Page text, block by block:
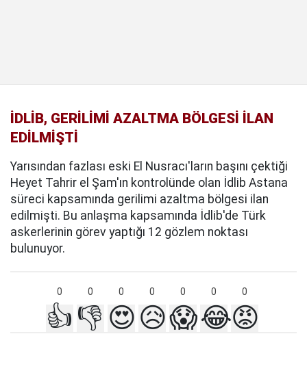
İDLİB, GERİLİMİ AZALTMA BÖLGESİ İLAN
EDİLMİŞTİ
Yarısından fazlası eski El Nusracı'ların başını çektiği
Heyet Tahrir el Şam'ın kontrolünde olan İdlib Astana
süreci kapsamında gerilimi azaltma bölgesi ilan
edilmişti. Bu anlaşma kapsamında İdlib'de Türk
askerlerinin görev yaptığı 12 gözlem noktası
bulunuyor.
0 0 0 0 0 0 0
👍 👎 😍😥😱😂😡